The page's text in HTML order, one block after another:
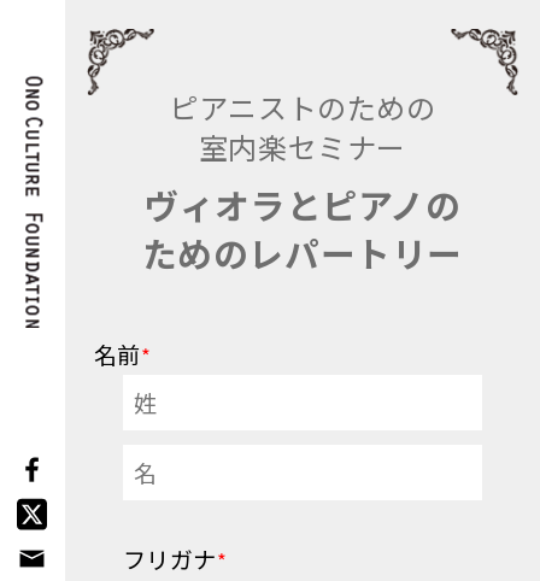
ピアニストのための
室内楽セミナー
ヴィオラとピアノの
ためのレパートリー
名前*
フリガナ*